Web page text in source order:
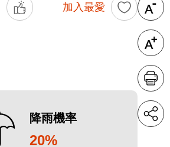
加入最愛
降雨機率
20%